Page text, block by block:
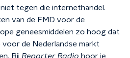
tegen die internethandel.
van de FMD voor de
geneesmiddelen zo hoog dat
de Nederlandse markt
Bij Reporter Radio hoor je